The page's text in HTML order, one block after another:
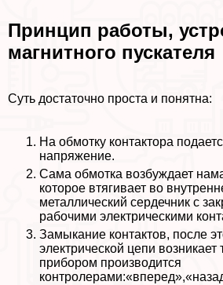
Принцип работы,
магнитного пускателя
Суть достаточно проста и понятна:
На обмотку контактора
напряжение.
Сама обмотка возбуждает
которое втягивает во
металлический сердечник с
рабочими электрическими
Замыкание контактов, после
электрической цепи возникает
прибором производится